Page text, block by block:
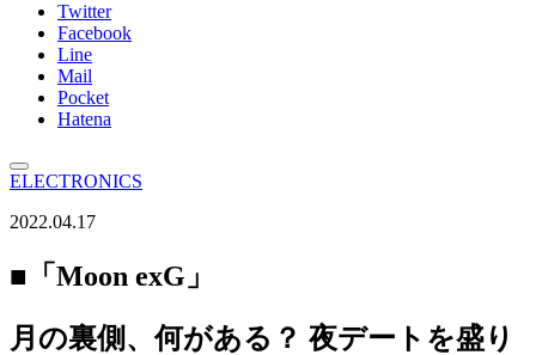
Twitter
Facebook
Line
Mail
Pocket
Hatena
ELECTRONICS
2022.04.17
■「Moon exG」
月の裏側、何がある？ 夜デートを盛り